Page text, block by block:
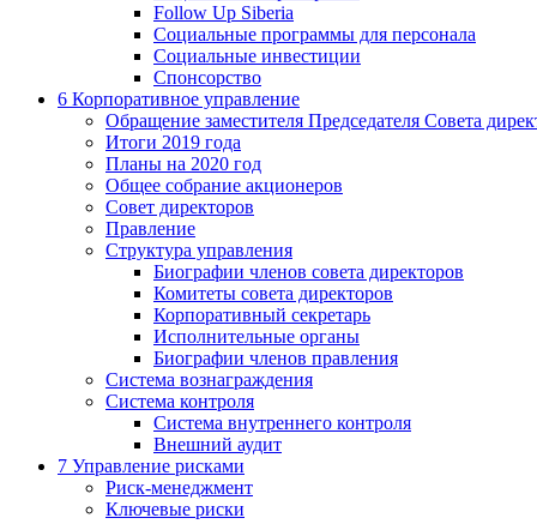
Follow Up Siberia
Социальные программы для персонала
Социальные инвестиции
Спонсорство
6 Корпоративное управление
Обращение заместителя Председателя Совета
Итоги 2019 года
Планы на 2020 год
Общее собрание акционеров
Совет директоров
Правление
Структура управления
Биографии членов совета директоров
Комитеты совета директоров
Корпоративный секретарь
Исполнительные органы
Биографии членов правления
Система вознаграждения
Система контроля
Система внутреннего контроля
Внешний аудит
7 Управление рисками
Риск-менеджмент
Ключевые риски